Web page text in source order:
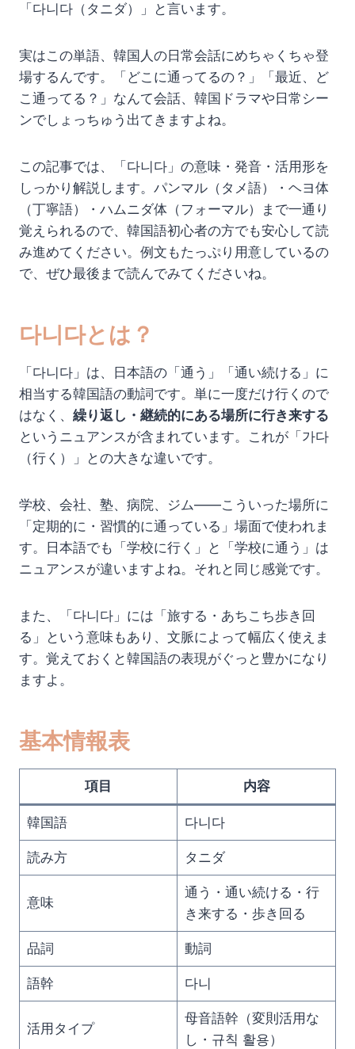
「다니다（タニダ）」と言います。
実はこの単語、韓国人の日常会話にめちゃくちゃ登
場するんです。「どこに通ってるの？」「最近、ど
こ通ってる？」なんて会話、韓国ドラマや日常シー
ンでしょっちゅう出てきますよね。
この記事では、「다니다」の意味・発音・活用形を
しっかり解説します。パンマル（タメ語）・ヘヨ体
（丁寧語）・ハムニダ体（フォーマル）まで一通り
覚えられるので、韓国語初心者の方でも安心して読
み進めてください。例文もたっぷり用意しているの
で、ぜひ最後まで読んでみてくださいね。
다니다とは？
「다니다」は、日本語の「通う」「通い続ける」に
相当する韓国語の動詞です。単に一度だけ行くので
はなく、 繰り返し・継続的にある場所に行き来する
というニュアンスが含まれています。これが「가다
（行く）」との大きな違いです。
学校、会社、塾、病院、ジム——こういった場所に
「定期的に・習慣的に通っている」場面で使われま
す。日本語でも「学校に行く」と「学校に通う」は
ニュアンスが違いますよね。それと同じ感覚です。
また、「다니다」には「旅する・あちこち歩き回
る」という意味もあり、文脈によって幅広く使えま
す。覚えておくと韓国語の表現がぐっと豊かになり
ますよ。
基本情報表
項目 内容
韓国語 다니다
読み方 タニダ
意味
通う・通い続ける・行
き来する・歩き回る
品詞 動詞
語幹 다니
活用タイプ
母音語幹（変則活用な
し・규칙 활용）